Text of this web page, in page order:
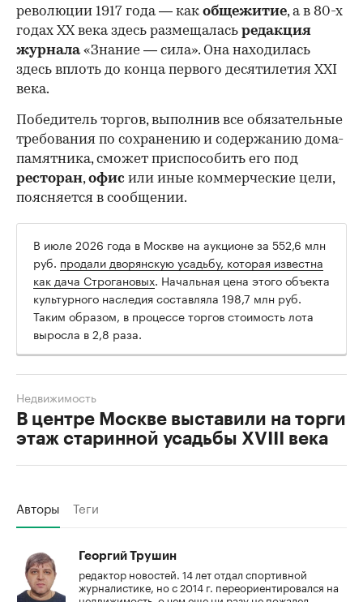
революции 1917 года — как общежитие, а в 80-х
годах XX века здесь размещалась редакция
журнала«Знание — сила». Она находилась
здесь вплоть до конца первого десятилетия XXI
века.
Победитель торгов, выполнив все обязательные
требования по сохранению и содержанию дома-
памятника, сможет приспособить его под
ресторан,офис или иные коммерческие цели,
поясняется в сообщении.
В июле 2026 года в Москве на аукционе за 552,6 млн
руб. продали дворянскую усадьбу, которая известна
как дача Строгановых. Начальная цена этого объекта
культурного наследия составляла 198,7 млн руб.
Таким образом, в процессе торгов стоимость лота
выросла в 2,8 раза.
В центре Москве выставили на торги
этаж старинной усадьбы XVIII века
Недвижимость
Авторы Теги
Георгий Трушин
редактор новостей. 14 лет отдал спортивной
журналистике, но с 2014 г. переориентировался на